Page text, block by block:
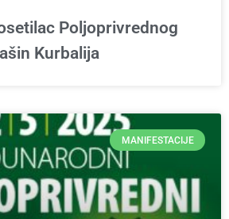
Poljoprivrednog
Kurbalija
MANIFESTACIJE